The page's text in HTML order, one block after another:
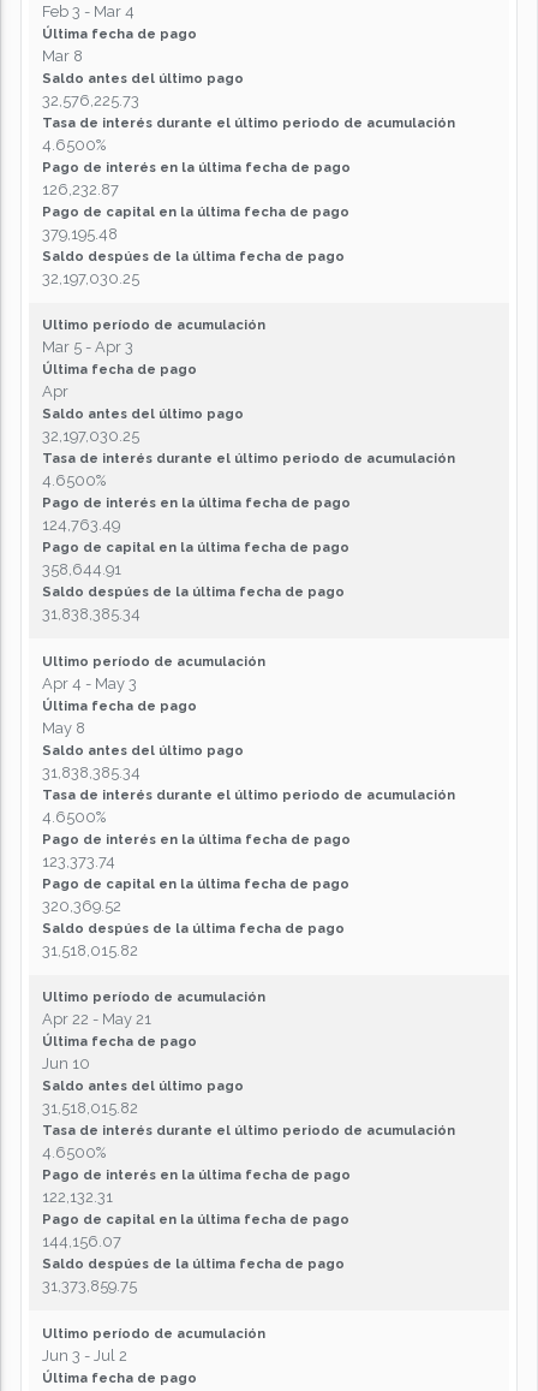
Feb 3 - Mar 4
Última fecha de pago
Mar 8
Saldo antes del último pago
32,576,225.73
Tasa de interés durante el último periodo de acumulación
4.6500%
Pago de interés en la última fecha de pago
126,232.87
Pago de capital en la última fecha de pago
379,195.48
Saldo despúes de la última fecha de pago
32,197,030.25
Ultimo período de acumulación
Mar 5 - Apr 3
Última fecha de pago
Apr
Saldo antes del último pago
32,197,030.25
Tasa de interés durante el último periodo de acumulación
4.6500%
Pago de interés en la última fecha de pago
124,763.49
Pago de capital en la última fecha de pago
358,644.91
Saldo despúes de la última fecha de pago
31,838,385.34
Ultimo período de acumulación
Apr 4 - May 3
Última fecha de pago
May 8
Saldo antes del último pago
31,838,385.34
Tasa de interés durante el último periodo de acumulación
4.6500%
Pago de interés en la última fecha de pago
123,373.74
Pago de capital en la última fecha de pago
320,369.52
Saldo despúes de la última fecha de pago
31,518,015.82
Ultimo período de acumulación
Apr 22 - May 21
Última fecha de pago
Jun 10
Saldo antes del último pago
31,518,015.82
Tasa de interés durante el último periodo de acumulación
4.6500%
Pago de interés en la última fecha de pago
122,132.31
Pago de capital en la última fecha de pago
144,156.07
Saldo despúes de la última fecha de pago
31,373,859.75
Ultimo período de acumulación
Jun 3 - Jul 2
Última fecha de pago